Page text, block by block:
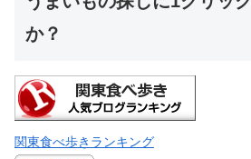
か？
関東食べ歩きランキング